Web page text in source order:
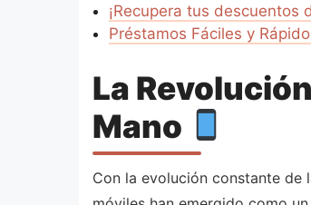
¡Recupera tus descuentos
Préstamos Fáciles y
La
Mano
Con la evolución constante de